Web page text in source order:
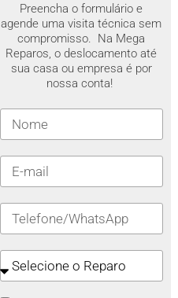
Preencha o formulário e
agende uma visita técnica sem
compromisso. Na Mega
Reparos, o deslocamento até
sua casa ou empresa é por
nossa conta!